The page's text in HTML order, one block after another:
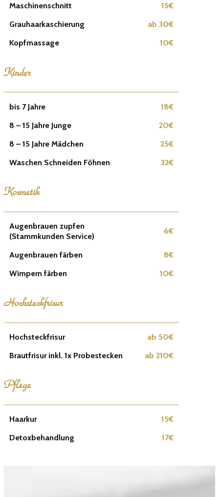
Maschinenschnitt
15€
Grauhaarkaschierung
ab 30€
Kopfmassage
10€
Kinder
bis 7 Jahre
18€
8 – 15 Jahre Junge
20€
8 – 15 Jahre Mädchen
25€
Waschen Schneiden Föhnen
32€
Kosmetik
Augenbrauen zupfen
(Stammkunden Service)
6€
Augenbrauen färben
8€
Wimpern färben
10€
Hochsteckfrisur
Hochsteckfrisur
ab 50€
Brautfrisur inkl. 1x Probestecken
ab 210€
Pflege
Haarkur
15€
Detoxbehandlung
17€